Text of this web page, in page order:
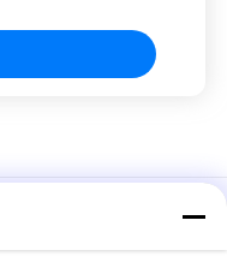
শক্তি জিংক অক্সাইড গরম